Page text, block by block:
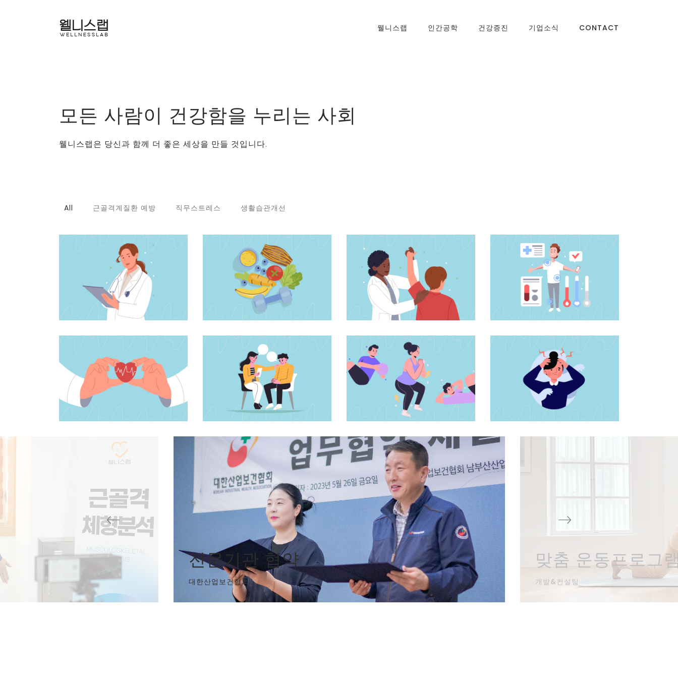
웰니스랩 인간공학 건강증진 기업소식 CONTACT
모든 사람이 건강함을 누리는 사회
웰니스랩은 당신과 함께 더 좋은 세상을 만들 것입니다.
All 근골격계질환 예방 직무스트레스 생활습관개선
전문기관 협약
대한산업보건협회
맞춤 운동프로그
개발&컨설팅